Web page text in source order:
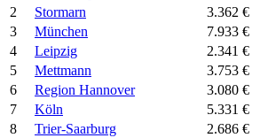
2
Stormarn 3.362 €
3
München 7.933 €
4
Leipzig 2.341 €
5
Mettmann 3.753 €
6
Region Hannover 3.080 €
7
Köln 5.331 €
8
Trier-Saarburg 2.686 €